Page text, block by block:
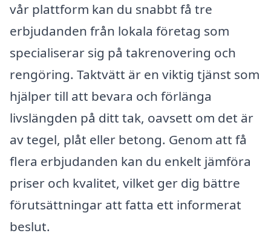
vår plattform kan du snabbt få tre
erbjudanden från lokala företag som
specialiserar sig på takrenovering och
rengöring. Taktvätt är en viktig tjänst som
hjälper till att bevara och förlänga
livslängden på ditt tak, oavsett om det är
av tegel, plåt eller betong. Genom att få
flera erbjudanden kan du enkelt jämföra
priser och kvalitet, vilket ger dig bättre
förutsättningar att fatta ett informerat
beslut.